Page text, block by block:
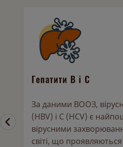
Гепатити В і С
За даними ВООЗ,
(HBV) і С (HCV) є
вірусними
світі, що